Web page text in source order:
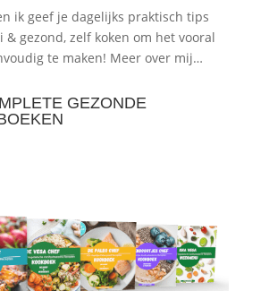
ik geef je dagelijks praktisch tips
gezond, zelf koken om het vooral
te maken! Meer over mij…
GEZONDE